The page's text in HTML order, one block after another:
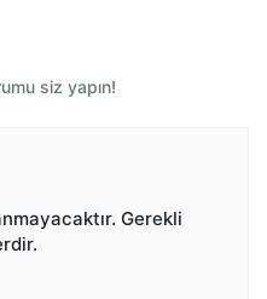
siz yapın!
Gerekli